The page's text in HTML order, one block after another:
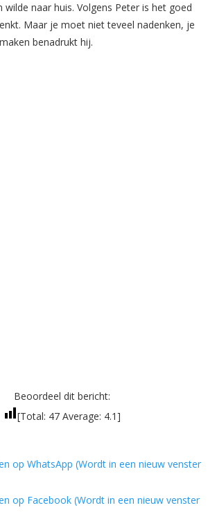
naar huis. Volgens Peter is het goed
Maar je moet niet teveel nadenken, je
benadrukt hij.
Beoordeel dit bericht:
[Total: 47Average: 4.1]
op WhatsApp (Wordt in een nieuw venster
op Facebook (Wordt in een nieuw venster